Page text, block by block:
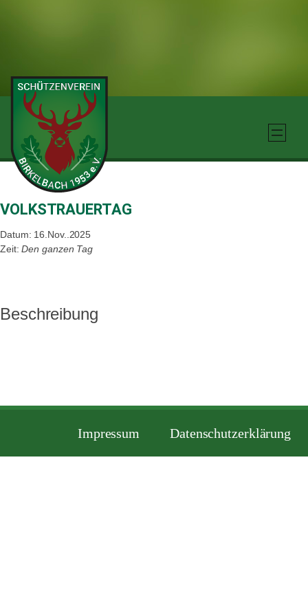
VOLKSTRAUERTAG
Datum: 16.Nov..2025
Zeit:Den ganzen Tag
Beschreibung
Impressum Datenschutzerklärung